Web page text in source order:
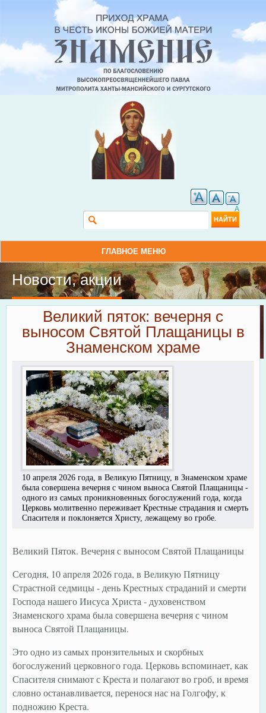
A
Форма поиска
ГЛАВНОЕ МЕНЮ
Новости, акции
Великий пяток: вечерня с
выносом Святой Плащаницы в
Знаменском храме
10 апреля 2026 года, в Великую Пятницу, в Знаменском храме
была совершена вечерня с чином выноса Святой Плащаницы -
одного из самых проникновенных богослужений года, когда
Церковь молитвенно переживает Крестные страдания и смерть
Спасителя и поклоняется Христу, лежащему во гробе.
Великий Пяток. Вечерня с выносом Святой Плащаницы
Сегодня, 10 апреля 2026 года, в Великую Пятницу
Страстной седмицы - день Крестных страданий и смерти
Господа нашего Иисуса Христа - духовенством
Знаменского храма была совершена вечерня с чином
выноса Святой Плащаницы.
Это одно из самых пронзительных и скорбных
богослужений церковного года. Церковь вспоминает, как
Спасителя снимают с Креста и полагают во гроб, и время
словно останавливается, перенося нас на Голгофу, к
подножию Креста.